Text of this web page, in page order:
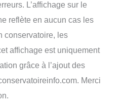
L’affichage sur le
reflète en aucun cas les
conservatoire, les
affichage est uniquement
grâce à l’ajout des
Merci